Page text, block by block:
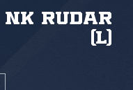
NK Rudar
(L)